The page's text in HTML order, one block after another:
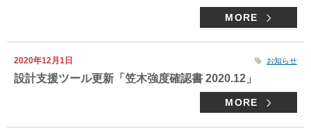
MORE
2020年12月1日 お知らせ
設計支援ツール更新「笠木強度確認書 2020.12」
MORE